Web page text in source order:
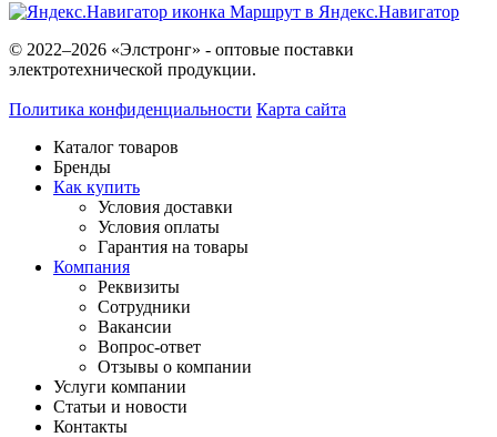
Маршрут в Яндекс.Навигатор
© 2022–2026 «Элстронг» - оптовые поставки
электротехнической продукции.
Политика конфиденциальности Карта сайта
Каталог товаров
Бренды
Как купить
Условия доставки
Условия оплаты
Гарантия на товары
Компания
Реквизиты
Сотрудники
Вакансии
Вопрос-ответ
Отзывы о компании
Услуги компании
Статьи и новости
Контакты